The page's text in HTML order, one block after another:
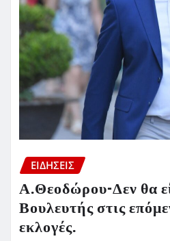
ΕΙΔΗΣΕΙΣ
Α.Θεοδώρου-Δεν θα
Βουλευτής στις
εκλογές.